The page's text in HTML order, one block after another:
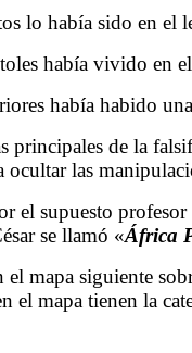
lo había sido en el
había vivido en
había habido
de la
las
el supuesto
se llamó «África
el mapa siguiente
el mapa tienen la